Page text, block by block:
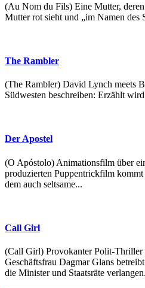
(Au Nom du Fils) Eine Mutter,
Mutter rot sieht und „im Namen des
The Rambler
(The Rambler) David Lynch meets
Südwesten beschreiben: Erzählt
Der Apostel
(O Apóstolo) Animationsfilm über
produzierten Puppentrickfilm
dem auch seltsame...
Call Girl
(Call Girl) Provokanter Polit-Thriller
Geschäftsfrau Dagmar Glans
die Minister und Staatsräte